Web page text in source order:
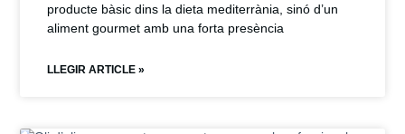
producte bàsic dins la dieta mediterrània, sinó d’un
aliment gourmet amb una forta presència
LLEGIR ARTICLE »